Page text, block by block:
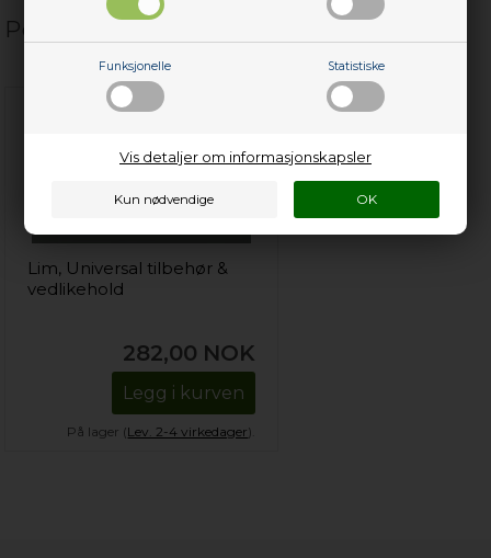
Funksjonelle Statistiske
Vis detaljer om informasjonskapsler
Populære relaterte produkter
Lim, Universal tilbehør &
vedlikehold
282,00 NOK
Legg i kurven
På lager (Lev. 2-4 virkedager).